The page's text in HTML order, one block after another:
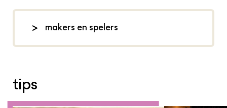
makers en spelers
Houten, decor: Einstein Design, foto:
Willem Schalekamp,
tips